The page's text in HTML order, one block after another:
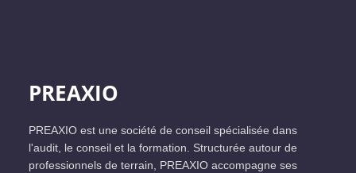
PREAXIO
PREAXIO est une société de conseil spécialisée dans
l'audit, le conseil et la formation. Structurée autour de
professionnels de terrain, PREAXIO accompagne ses